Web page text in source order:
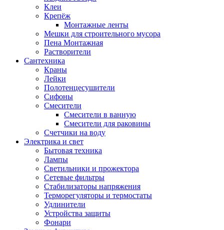
Клеи
Крепёж
Монтажные ленты
Мешки для строительного мусора
Пена Монтажная
Растворители
Сантехника
Краны
Лейки
Полотенцесушители
Сифоны
Смесители
Смесители в ванную
Смесители для раковины
Счетчики на воду
Электрика и свет
Бытовая техника
Лампы
Светильники и прожектора
Сетевые фильтры
Стабилизаторы напряжения
Терморегуляторы и термостаты
Удлинители
Устройства защиты
Фонари